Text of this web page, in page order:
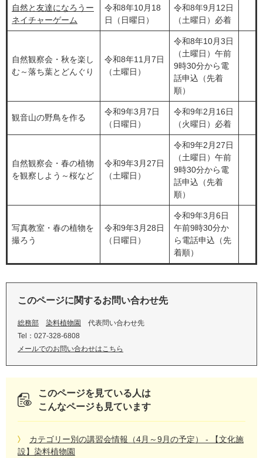
自然と友達になろうー
ネイチャーゲーム
令和8年10月18
日（日曜日）​
令和8年9月12日
（土曜日）​必着
自然観察会・秋を楽し
む～落ち葉とどんぐり​
令和8年11月7日
（土曜日）
令和8年10月3日
（土曜日）​午前
9時30分から電
話申込（先着
順）
観音山の野鳥を作る
令和9年3月7日
（日曜日）
令和9年2月16日
（火曜日）​必着
自然観察会・春の植物
を観察しよう～桜など
令和9年3月27日
（土曜日）
令和9年2月27日
（土曜日）午前
9時30分から電
話申込（先着
順）​
写真教室・春の植物を
撮ろう
令和9年3月28日
（日曜日）
令和9年3月6日
午前9時30分か
ら電話申込（先
着順）
このページに関するお問い合わせ先
総務部 染料植物園
代表問い合わせ先
Tel：027-328-6808
メールでのお問い合わせはこちら
このページを見ている人は
こんなページも見ています
カテゴリー別の講習会情報（4月～9月の予定） - 【文化施
設】染料植物園